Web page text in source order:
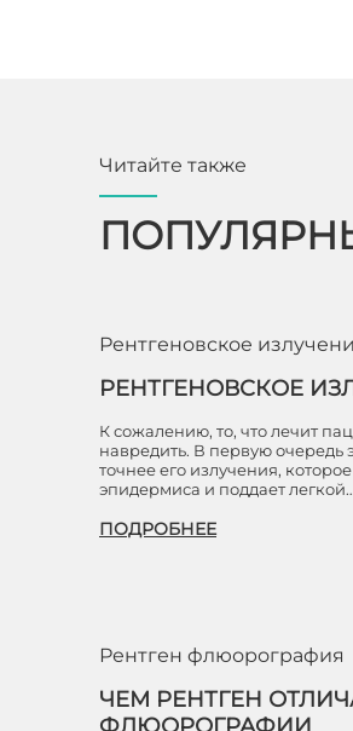
Читайте также
Рентгеновское
РЕНТГЕНОВСКОЕ
К сожалению, то, что лечит
навредить. В первую очередь
точнее его излучения,
эпидермиса и поддает
ПОДРОБНЕЕ
Рентген флюорография
ЧЕМ РЕНТГЕН